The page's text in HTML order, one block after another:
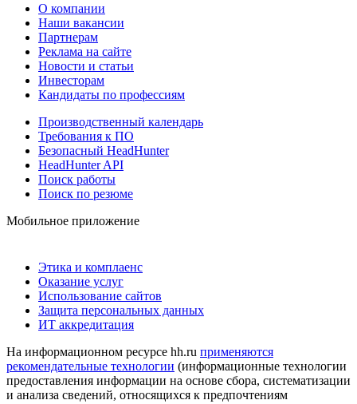
О компании
Наши вакансии
Партнерам
Реклама на сайте
Новости и статьи
Инвесторам
Кандидаты по профессиям
Производственный календарь
Требования к ПО
Безопасный HeadHunter
HeadHunter API
Поиск работы
Поиск по резюме
Мобильное приложение
Этика и комплаенс
Оказание услуг
Использование сайтов
Защита персональных данных
ИТ аккредитация
На информационном ресурсе hh.ru применяются
рекомендательные технологии (информационные технологии
предоставления информации на основе сбора, систематизации
и анализа сведений, относящихся к предпочтениям